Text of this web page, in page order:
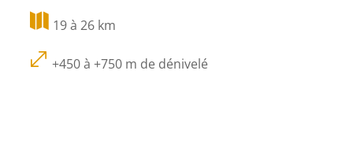
 19 à 26 km
. +450 à +750 m de dénivelé